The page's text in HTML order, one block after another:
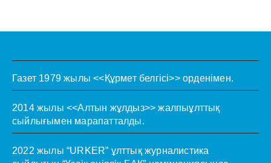
Газет 1979 жылы <<Құрмет белгісі>> орденімен.
2014 жылы <<Алтын жұлдыз>> жалпыұлттық
сыйлығымен марапатталды.
2022 жылы “URKER” ұлттық журналистика